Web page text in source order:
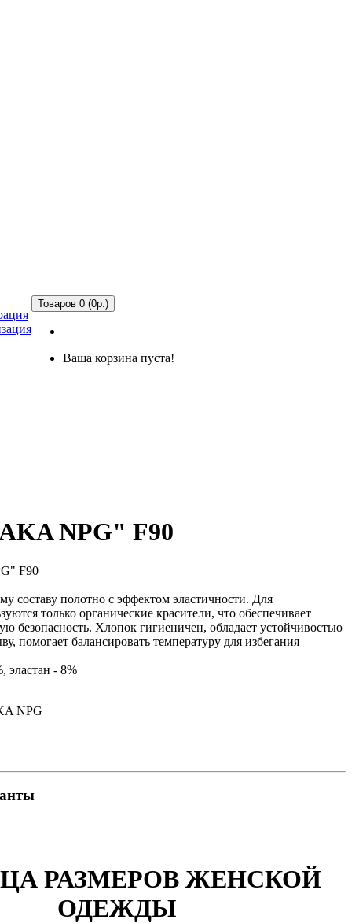
Товаров 0 (0р.)
Ваша корзина пуста!
NPG" F90
F90
составу полотно с эффектом эластичности. Для
только органические красители, что обеспечивает
безопасность. Хлопок гигиеничен, обладает устойчивостью
помогает балансировать температуру для избегания
эластан - 8%
NPG
РАЗМЕРОВ ЖЕНСКОЙ
ОДЕЖДЫ